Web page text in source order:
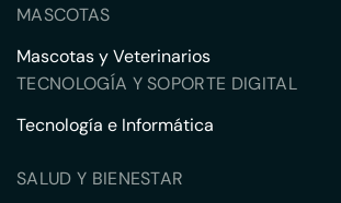
MASCOTAS
Mascotas y Veterinarios
TECNOLOGÍA Y SOPORTE DIGITAL
Tecnología e Informática
SALUD Y BIENESTAR